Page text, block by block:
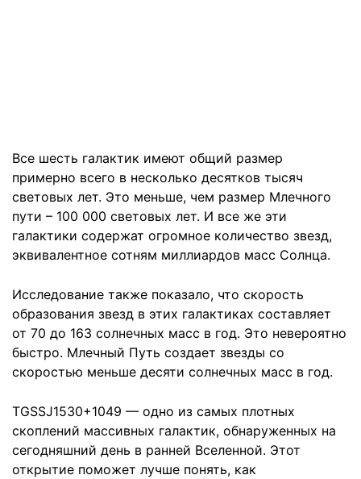
Все шесть галактик имеют общий размер
примерно всего в несколько десятков тысяч
световых лет. Это меньше, чем размер Млечного
пути – 100 000 световых лет. И все же эти
галактики содержат огромное количество звезд,
эквивалентное сотням миллиардов масс Солнца.
Исследование также показало, что скорость
образования звезд в этих галактиках составляет
от 70 до 163 солнечных масс в год. Это невероятно
быстро. Млечный Путь создает звезды со
скоростью меньше десяти солнечных масс в год.
TGSSJ1530+1049 — одно из самых плотных
скоплений массивных галактик, обнаруженных на
сегодняшний день в ранней Вселенной. Этот
открытие поможет лучше понять, как